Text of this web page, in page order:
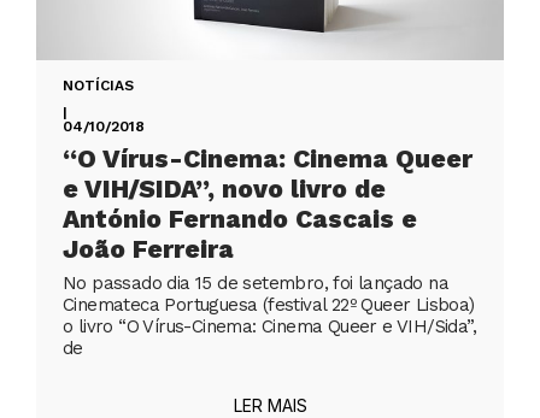
NOTÍCIAS
|
04/10/2018
“O Vírus-Cinema: Cinema Queer
e VIH/SIDA”, novo livro de
António Fernando Cascais e
João Ferreira
No passado dia 15 de setembro, foi lançado na
Cinemateca Portuguesa (festival 22º Queer Lisboa)
o livro “O Vírus-Cinema: Cinema Queer e VIH/Sida”,
de
LER MAIS